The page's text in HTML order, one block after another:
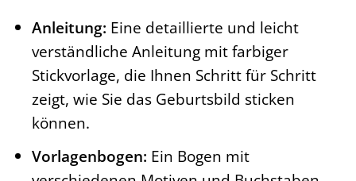
Anleitung: Eine detaillierte und leicht
verständliche Anleitung mit farbiger
Stickvorlage, die Ihnen Schritt für Schritt
zeigt, wie Sie das Geburtsbild sticken
können.
Vorlagenbogen: Ein Bogen mit